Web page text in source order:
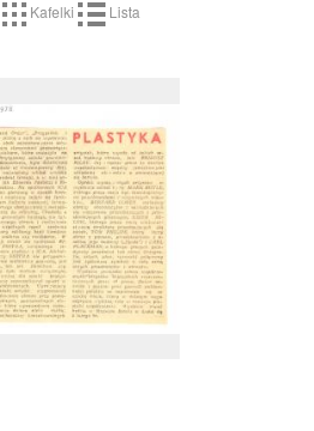
Kafelki Lista